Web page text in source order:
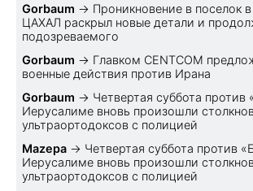
Gorbaum → Проникновение в поселок
ЦАХАЛ раскрыл новые детали и
подозреваемого
Gorbaum → Главком CENTCOM
военные действия против Ирана
Gorbaum → Четвертая суббота
Иерусалиме вновь произошли
ультраортодоксов с полицией
Mazepa → Четвертая суббота против
Иерусалиме вновь произошли
ультраортодоксов с полицией